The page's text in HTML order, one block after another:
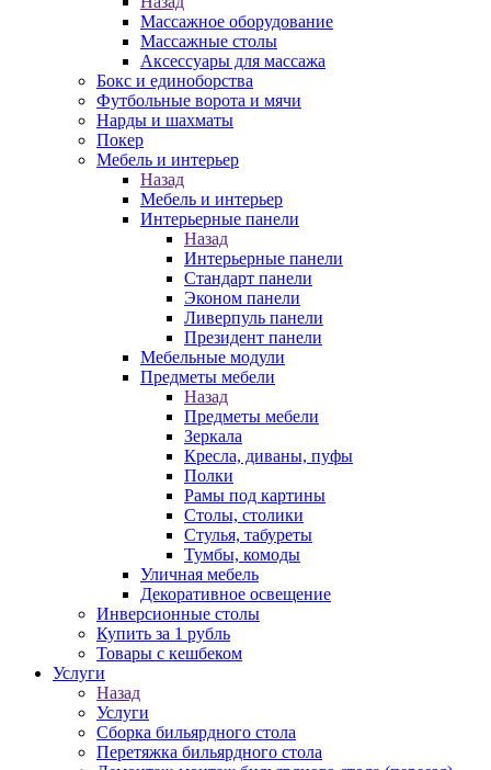
Массажное оборудование
Массажные столы
Аксессуары для массажа
Бокс и единоборства
Футбольные ворота и мячи
Нарды и шахматы
Покер
Мебель и интерьер
Назад
Мебель и интерьер
Интерьерные панели
Назад
Интерьерные панели
Стандарт панели
Эконом панели
Ливерпуль панели
Президент панели
Мебельные модули
Предметы мебели
Назад
Предметы мебели
Зеркала
Кресла, диваны, пуфы
Полки
Рамы под картины
Столы, столики
Стулья, табуреты
Тумбы, комоды
Уличная мебель
Декоративное освещение
Инверсионные столы
Купить за 1 рубль
Товары с кешбеком
Услуги
Назад
Услуги
Сборка бильярдного стола
Перетяжка бильярдного стола